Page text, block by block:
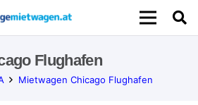
Flughafen
Mietwagen Chicago Flughafen